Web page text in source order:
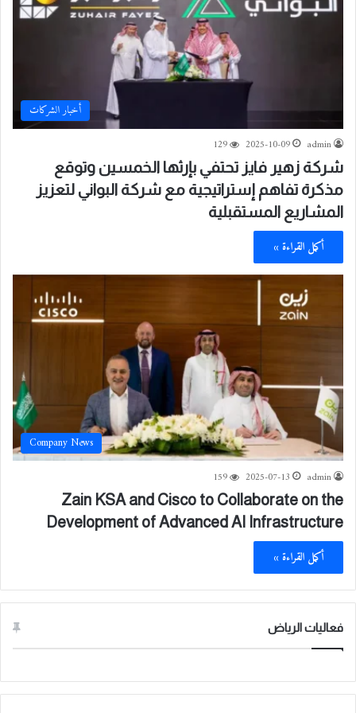
أخبار الشركات
admin
2025-10-09
129
شركة زهير فايز تحتفي بإرثها الخمسين وتوقع
مذكرة تفاهم إستراتيجية مع شركة البواني لتعزيز
المشاريع المستقبلية
أكمل القراءة »
Company News
admin
2025-07-13
159
Zain KSA and Cisco to Collaborate on the
Development of Advanced AI Infrastructure
أكمل القراءة »
فعاليات الرياض